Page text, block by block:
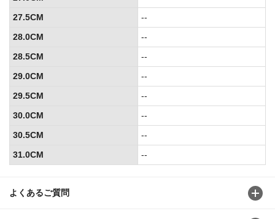
よくあるご質問
27.5CM
--
28.0CM
--
28.5CM
--
29.0CM
--
29.5CM
--
30.0CM
--
30.5CM
--
31.0CM
--